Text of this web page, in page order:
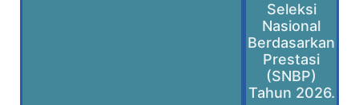
Seleksi
Nasional
Berdasarkan
Prestasi
(SNBP)
Tahun 2026.